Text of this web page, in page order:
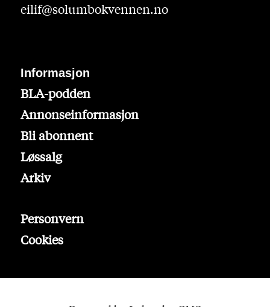
eilif@solumbokvennen.no
Informasjon
BLA-podden
Annonseinformasjon
Bli abonnent
Løssalg
Arkiv
Personvern
Cookies